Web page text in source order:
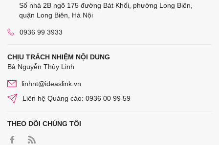
Số nhà 2B ngõ 175 đường Bát Khối, phường Long Biên,
quận Long Biên, Hà Nội
0936 99 3933
CHỊU TRÁCH NHIỆM NỘI DUNG
Bà Nguyễn Thùy Linh
linhnt@ideaslink.vn
Liên hệ Quảng cáo: 0936 00 99 59
THEO DÕI CHÚNG TÔI